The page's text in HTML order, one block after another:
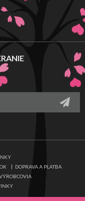
DOPRAVA A PLATBA